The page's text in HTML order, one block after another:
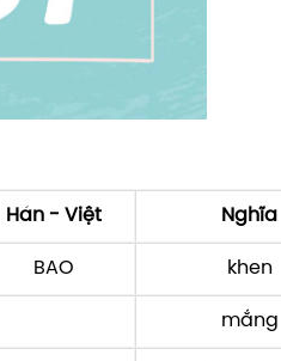
Hán - Việt Nghĩa
BAO khen
mắng